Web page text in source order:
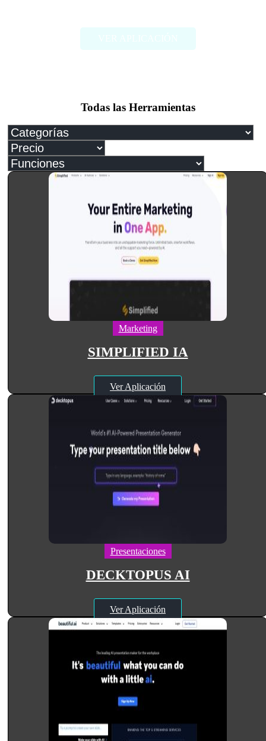
Todas las Herramientas
Marketing
SIMPLIFIED IA
Ver Aplicación
Presentaciones
DECKTOPUS AI
Ver Aplicación